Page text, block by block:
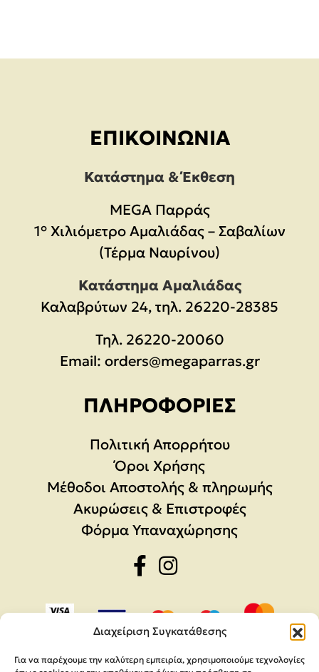
Διαχείριση Συγκατάθεσης
Για να παρέχουμε την καλύτερη εμπειρία, χρησιμοποιούμε τεχνολογίες
ΕΠΙΚΟΙΝΩΝΊΑ
Κατάστημα & Έκθεση
MEGA Παρράς
1° Χιλιόμετρο Αμαλιάδας – Σαβαλίων
(Τέρμα Ναυρίνου)
Κατάστημα Αμαλιάδας
Καλαβρύτων 24, τηλ. 26220-28385
Τηλ. 26220-20060
Email: orders@megaparras.gr
ΠΛΗΡΟΦΟΡΊΕΣ
Πολιτική Απορρήτου
Όροι Χρήσης
Μέθοδοι Αποστολής & πληρωμής
Ακυρώσεις & Επιστροφές
Φόρμα Υπαναχώρησης